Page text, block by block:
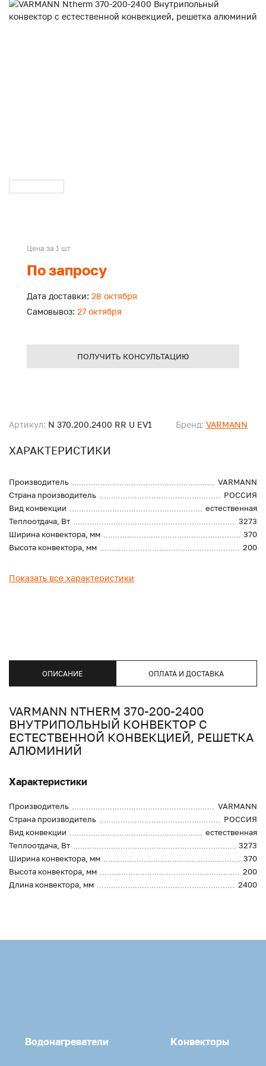
Артикул: N 370.200.2400 RR U EV1 Бренд: VARMANN
ХАРАКТЕРИСТИКИ
Производитель
VARMANN
Страна производитель
РОССИЯ
Вид конвекции
естественная
Теплоотдача, Вт
3273
Ширина конвектора, мм
370
Высота конвектора, мм
200
Показать все характеристики
Цена за 1 шт
По запросу
Дата доставки: 28 октября
Самовывоз: 27 октября
ПОЛУЧИТЬ КОНСУЛЬТАЦИЮ
ОПИСАНИЕ ОПЛАТА И ДОСТАВКА
VARMANN NTHERM 370-200-2400
ВНУТРИПОЛЬНЫЙ КОНВЕКТОР С
ЕСТЕСТВЕННОЙ КОНВЕКЦИЕЙ, РЕШЕТКА
АЛЮМИНИЙ
Характеристики
Производитель
VARMANN
Страна производитель
РОССИЯ
Вид конвекции
естественная
Теплоотдача, Вт
3273
Ширина конвектора, мм
370
Высота конвектора, мм
200
Длина конвектора, мм
2400
Водонагреватели Конвекторы